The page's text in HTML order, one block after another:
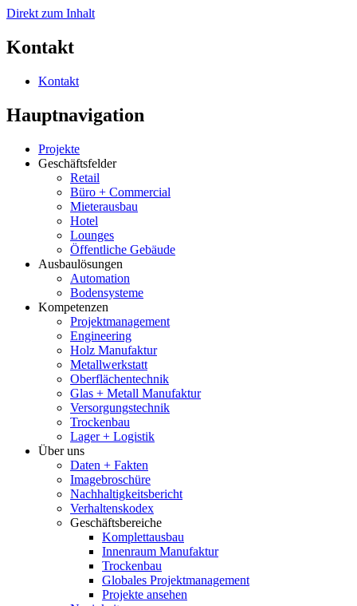
Direkt zum Inhalt
Kontakt
Kontakt
Hauptnavigation
Projekte
Geschäftsfelder
Retail
Büro + Commercial
Mieterausbau
Hotel
Lounges
Öffentliche Gebäude
Ausbaulösungen
Automation
Bodensysteme
Kompetenzen
Projektmanagement
Engineering
Holz Manufaktur
Metallwerkstatt
Oberflächentechnik
Glas + Metall Manufaktur
Versorgungstechnik
Trockenbau
Lager + Logistik
Über uns
Daten + Fakten
Imagebroschüre
Nachhaltigkeitsbericht
Verhaltenskodex
Geschäftsbereiche
Komplettausbau
Innenraum Manufaktur
Trockenbau
Globales Projektmanagement
Projekte ansehen